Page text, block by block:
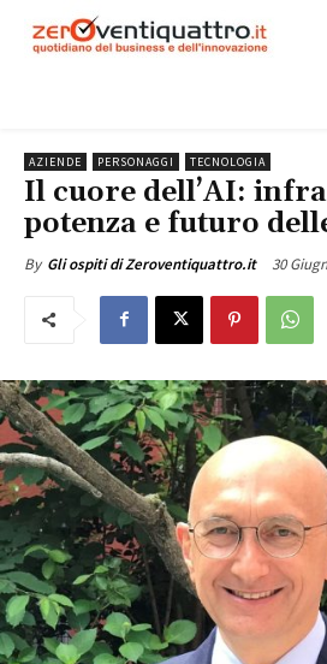
AZIENDE PERSONAGGI TECNOLOGIA
Il cuore dell’AI:
potenza e futuro
By Gli ospiti di Zeroventiquattro.it 30